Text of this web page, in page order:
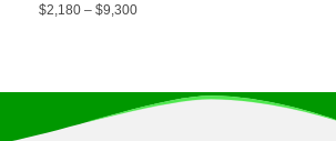
$2,180– $9,300